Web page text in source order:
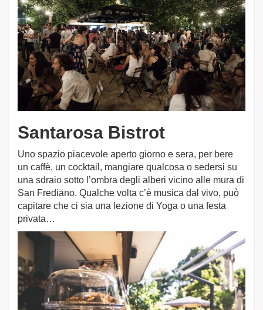
Santarosa Bistrot
Uno spazio piacevole aperto giorno e sera, per bere
un caffè, un cocktail, mangiare qualcosa o sedersi su
una sdraio sotto l’ombra degli alberi vicino alle mura di
San Frediano. Qualche volta c’è musica dal vivo, può
capitare che ci sia una lezione di Yoga o una festa
privata…